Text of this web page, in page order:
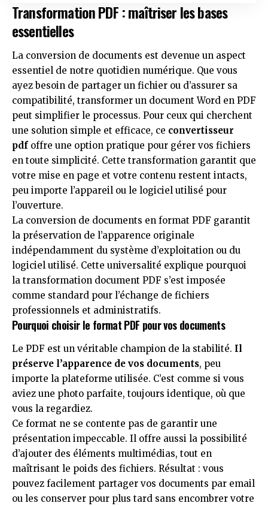
Transformation PDF : maîtriser les bases
essentielles
La conversion de documents est devenue un aspect
essentiel de notre quotidien numérique. Que vous
ayez besoin de partager un fichier ou d’assurer sa
compatibilité, transformer un document Word en PDF
peut simplifier le processus. Pour ceux qui cherchent
une solution simple et efficace, ce convertisseur
pdf offre une option pratique pour gérer vos fichiers
en toute simplicité. Cette transformation garantit que
votre mise en page et votre contenu restent intacts,
peu importe l’appareil ou le logiciel utilisé pour
l’ouverture.
La conversion de documents en format PDF garantit
la préservation de l’apparence originale
indépendamment du système d’exploitation ou du
logiciel utilisé. Cette universalité explique pourquoi
la transformation document PDF s’est imposée
comme standard pour l’échange de fichiers
professionnels et administratifs.
Pourquoi choisir le format PDF pour vos documents
Le PDF est un véritable champion de la stabilité. Il
préserve l’apparence de vos documents, peu
importe la plateforme utilisée. C’est comme si vous
aviez une photo parfaite, toujours identique, où que
vous la regardiez.
Ce format ne se contente pas de garantir une
présentation impeccable. Il offre aussi la possibilité
d’ajouter des éléments multimédias, tout en
maîtrisant le poids des fichiers. Résultat : vous
pouvez facilement partager vos documents par email
ou les conserver pour plus tard sans encombrer votre